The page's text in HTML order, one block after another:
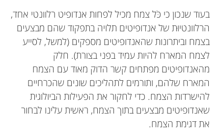
בעוד שנכון כי כֹּל צמח מכיל לפחות אנדופיט רלוונטי אחד,
הרלוונטיוּת של אנדופיטים תלויה בתפקוד שהם מבצעים
בצמח וביתרונות שהאנדופיטים מספקים (למשל, לסייע
לצמח המארח להיות עמיד בפני בצורת). חלק
מהאנדופיטים מפתחים קשר הדוק מאוד עם הצמח
המארח שלהם, ותורמים לתהליכים שונים שהכרחיים
להישרדות הצמח. כדי לחקור את הפעילות הביולוגית
שאנדופיטים מבצעים בתוך הצמח, ראשית עלינו לבחור
את דגימת הצמח.